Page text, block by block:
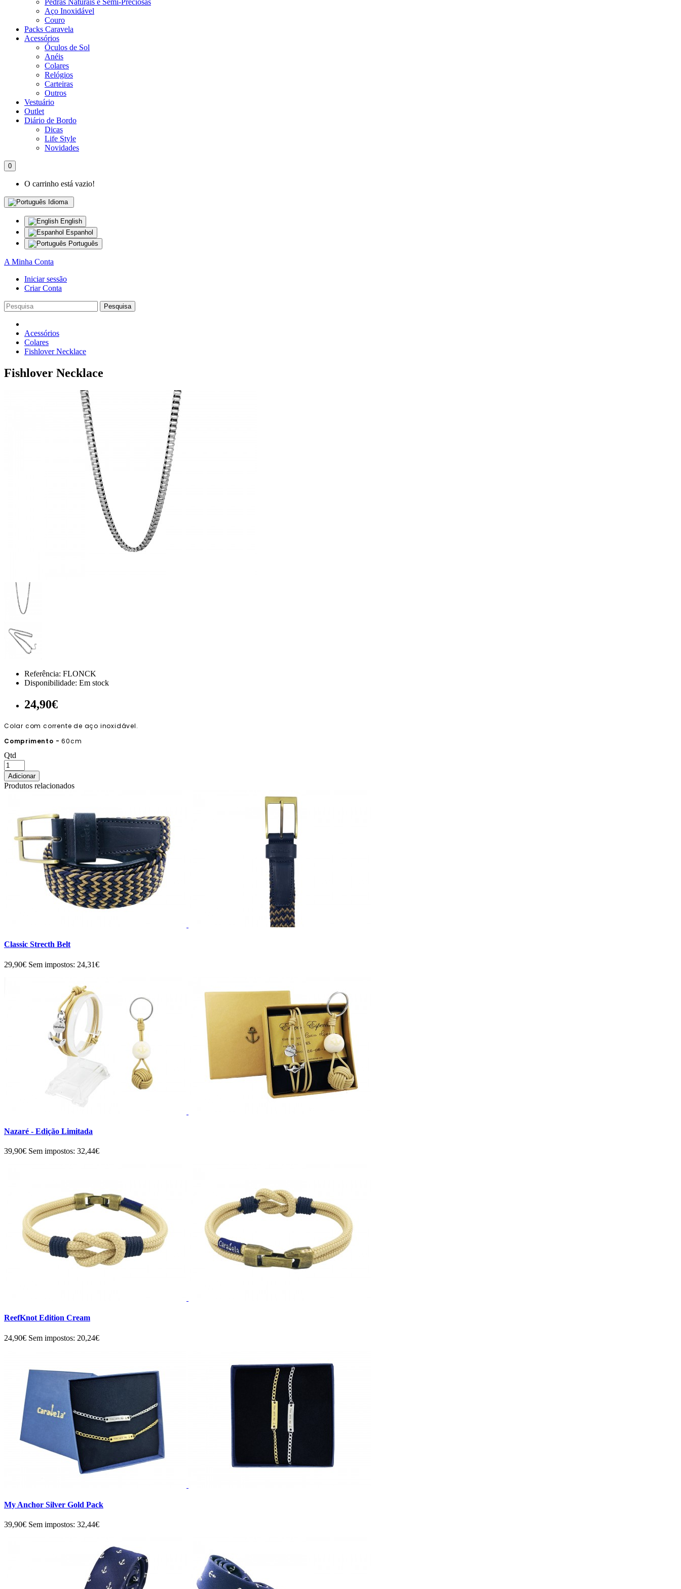
Pedras Naturais e Semi-Preciosas
Aço Inoxidável
Couro
Packs Caravela
Acessórios
Óculos de Sol
Anéis
Colares
Relógios
Carteiras
Outros
Vestuário
Outlet
Diário de Bordo
Dicas
Life Style
Novidades
0
O carrinho está vazio!
Idioma
English
Espanhol
Português
A Minha Conta
Iniciar sessão
Criar Conta
Pesquisa
Acessórios
Colares
Fishlover Necklace
Fishlover Necklace
Referência: FLONCK
Disponibilidade: Em stock
24,90€
Colar com corrente de aço inoxidável.
Comprimento - 60cm
Qtd
Adicionar
Produtos relacionados
Classic Strecth Belt
29,90€ Sem impostos: 24,31€
Nazaré - Edição Limitada
39,90€ Sem impostos: 32,44€
ReefKnot Edition Cream
24,90€ Sem impostos: 20,24€
My Anchor Silver Gold Pack
39,90€ Sem impostos: 32,44€